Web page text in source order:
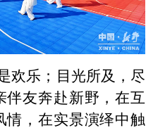
乐；目光所及，尽
伴友奔赴新野，在互
情，在实景演绎中触